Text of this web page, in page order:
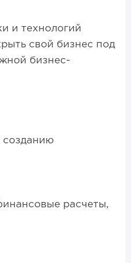
и технологий
свой бизнес под
бизнес-
созданию
расчеты,